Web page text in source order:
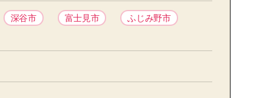
深谷市 富士見市
ふじみ野市